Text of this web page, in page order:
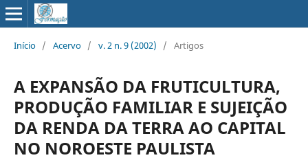
Início / Acervo / v. 2 n. 9 (2002) / Artigos
A EXPANSÃO DA FRUTICULTURA,
PRODUÇÃO FAMILIAR E SUJEIÇÃO
DA RENDA DA TERRA AO CAPITAL
NO NOROESTE PAULISTA